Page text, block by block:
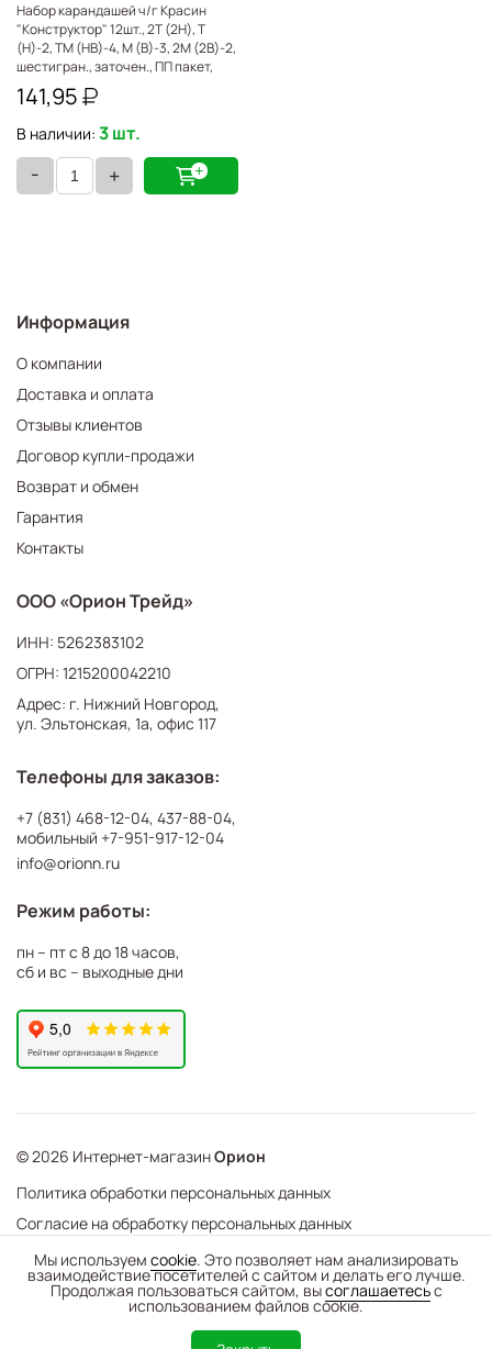
Мы используем cookie. Это позволяет нам анализировать
взаимодействие посетителей с сайтом и делать его лучше.
Продолжая пользоваться сайтом, высоглашаетесьс
использованием файлов cookie.
- + В корзину
Набор карандашей ч/г Красин
"Конструктор" 12шт., 2Т (2Н), Т
(Н)-2, ТМ (НВ)-4, М (В)-3, 2М (2В)-2,
шестигран., заточен., ПП пакет,
европодвес, С-350, 346233
141,95
В наличии: 3 шт.
- +
Информация
О компании
Доставка и оплата
Отзывы клиентов
Договор купли-продажи
Возврат и обмен
Гарантия
Контакты
ООО «Орион Трейд»
ИНН: 5262383102
ОГРН: 1215200042210
Адрес: г. Нижний Новгород,
ул. Эльтонская, 1а, офис 117
Телефоны для заказов:
+7 (831) 468-12-04, 437-88-04,
мобильный +7-951-917-12-04
info@orionn.ru
Режим работы:
пн – пт с 8 до 18 часов,
сб и вс – выходные дни
© 2026 Интернет-магазинОрион
Политика обработки персональных данных
Согласие на обработку персональных данных
Web Механика
- создание интернет-магазинов